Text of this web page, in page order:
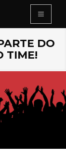
DO
TIME!